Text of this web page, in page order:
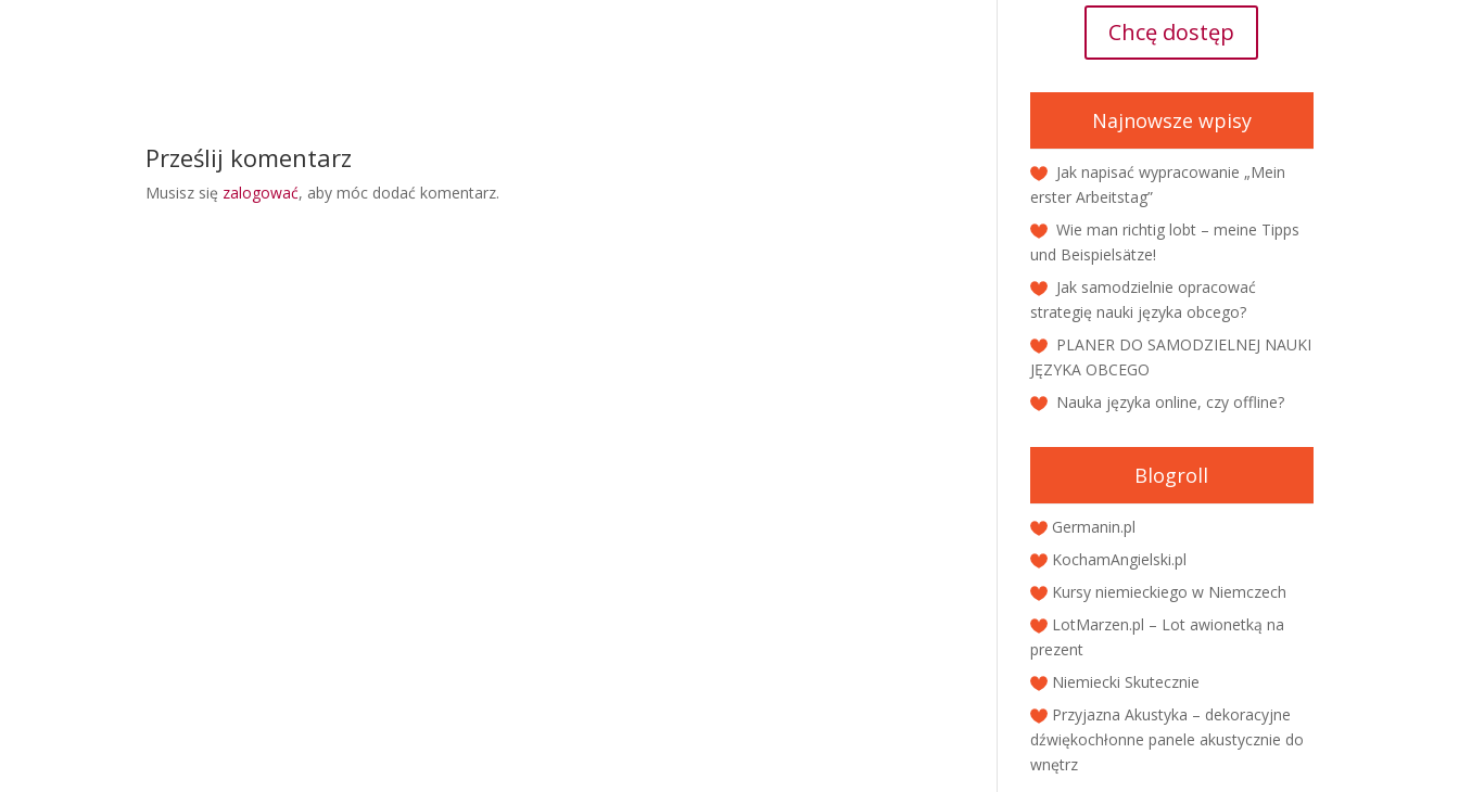
Prześlij komentarz
Musisz się zalogować, aby móc dodać komentarz.
Chcę dostęp
Najnowsze wpisy
Jak napisać wypracowanie „Mein
erster Arbeitstag”
Wie man richtig lobt – meine Tipps
und Beispielsätze!
Jak samodzielnie opracować
strategię nauki języka obcego?
PLANER DO SAMODZIELNEJ NAUKI
JĘZYKA OBCEGO
Nauka języka online, czy offline?
Blogroll
Germanin.pl
KochamAngielski.pl
Kursy niemieckiego w Niemczech
LotMarzen.pl – Lot awionetką na
prezent
Niemiecki Skutecznie
Przyjazna Akustyka – dekoracyjne
dźwiękochłonne panele akustycznie do
wnętrz